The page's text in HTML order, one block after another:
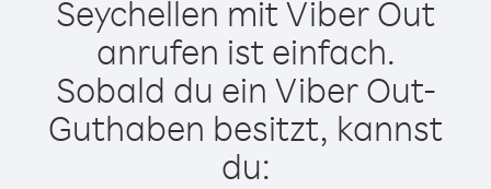
Seychellen mit Viber Out
anrufen ist einfach.
Sobald du ein Viber Out-
Guthaben besitzt, kannst
du: